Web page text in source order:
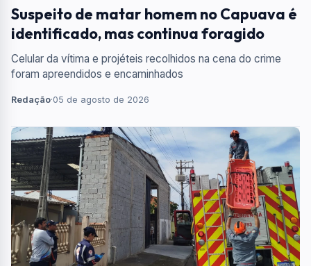
Suspeito de matar homem no Capuava é
identificado, mas continua foragido
Celular da vítima e projéteis recolhidos na cena do crime
foram apreendidos e encaminhados
Redação·05 de agosto de 2026